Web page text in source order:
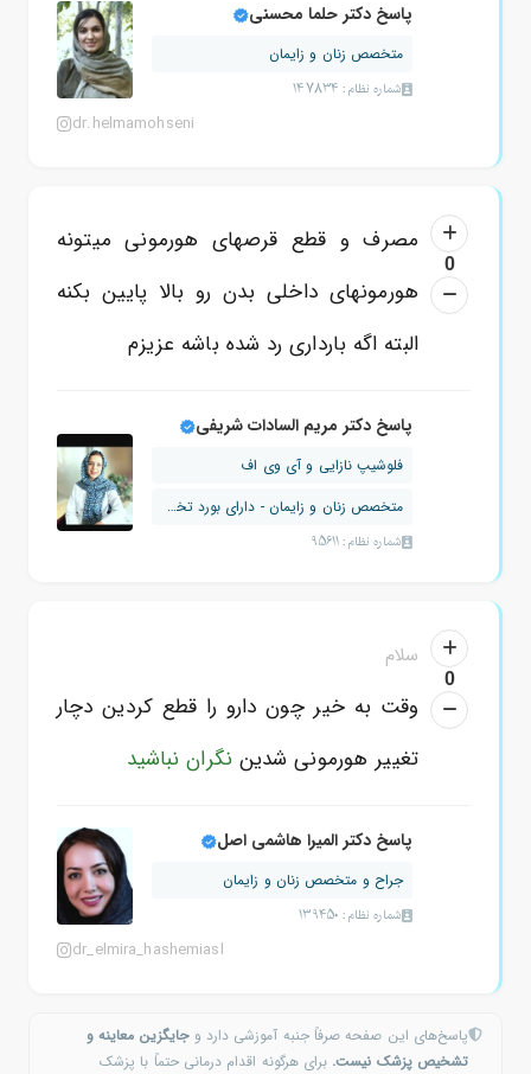
پاسخ دکتر حلما محسنی
متخصص زنان و زایمان
شماره نظام: 147834
dr.helmamohseni
0
مصرف و قطع قرصهای هورمونی میتونه
هورمونهای داخلی بدن رو بالا پایین بکنه
البته اگه بارداری رد شده باشه عزیزم
پاسخ دکتر مریم السادات شریفی
فلوشیپ نازایی و آی وی اف
متخصص زنان و زایمان - دارای بورد تخصصی
شماره نظام: 95611
0
سلام
وقت به خیر چون دارو را قطع کردین دچار
تغییر هورمونی شدین نگران نباشید
پاسخ دکتر المیرا هاشمی اصل
جراح و متخصص زنان و زایمان
شماره نظام: 139450
dr_elmira_hashemiasl
پاسخ‌های این صفحه صرفاً جنبه آموزشی دارد وجایگزین معاینه و
تشخیص پزشک نیست. برای هرگونه اقدام درمانی حتماً با پزشک